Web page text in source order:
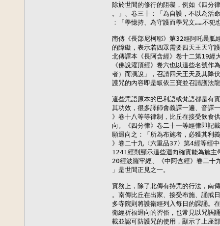
除於世間的修行的阻礙，例如《四分
。」、卷三十：「為自護，不以為活
：「學憶持、為守護而學咒文……不犯
南傳《長部尼柯耶》第32經阿吒曩胝
的障礙，表示若四眾需要四天王天守
北傳譯本《長阿含經》卷十二第19經
《佛說灌頂經》卷六也以這些名號作
者）而演說」，召請四天王天及其降
護咒的內容即是皈依三寶並召請護法
這些咒語原本的巴利語或梵語都是有
其功效，很多譯師會義譯一遍、音譯
》卷十八等等律制，比丘在接受飲食
向。《四分律》卷二十一等經律即記
願迴向之：「所為布施者，必獲其利
》卷二十九〈六重品37〉第4經等經
1241經則顯示這些迴向確實能為施
20經波羅牢經、《中阿含經》卷二十
」是世間正見之一。
實務上，除了北傳有持咒的行法，南
。南傳比丘在出家、接受布施、誦戒
多寺院則將護衛經列入每日的課誦。
衛經祈福迴向的習俗，也常見以咒語
載並認可防護咒的使用，顯示了上座